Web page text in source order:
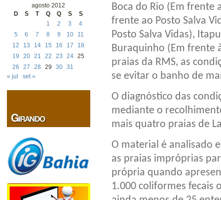
agosto 2012
D
S T Q Q S
S
1
2 3
4
5
6 7 8 9 10
11
12
13 14 15 16 17
18
19
20 21 22 23 24 25
26
27 28 29 30 31
« jul
set »
Boca do Rio (Em frente
frente ao Posto Salva
Posto Salva Vidas),
Buraquinho (Em frente
praias da RMS, as
se evitar o banho de
O diagnóstico das
mediante o
mais quatro praias de
O material é analisado
as praias impróprias
própria quando
1.000 coliformes fecais